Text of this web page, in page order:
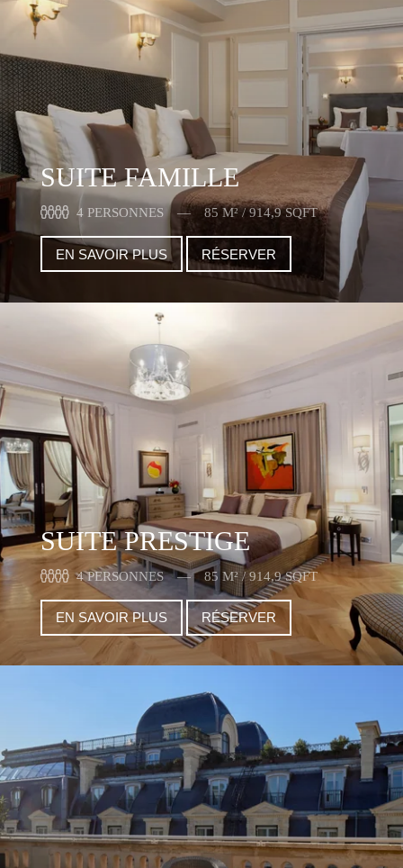
SUITE FAMILLE
4 PERSONNES 85 M² / 914,9 SQFT
EN SAVOIR PLUS RÉSERVER
SUITE PRESTIGE
4 PERSONNES 85 M² / 914,9 SQFT
EN SAVOIR PLUS RÉSERVER